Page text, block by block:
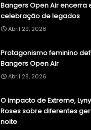
Bangers Open Air encerra
celebração de legados
Abril 29, 2026
Protagonismo feminino
Bangers Open Air
Abril 28, 2026
O impacto de Extreme,
Roses sobre diferentes
noite